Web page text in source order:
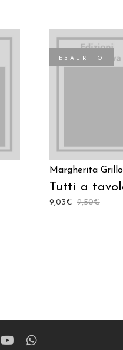
ESAURITO
Margherita Grillo
Tutti a
9,50€
9,03€